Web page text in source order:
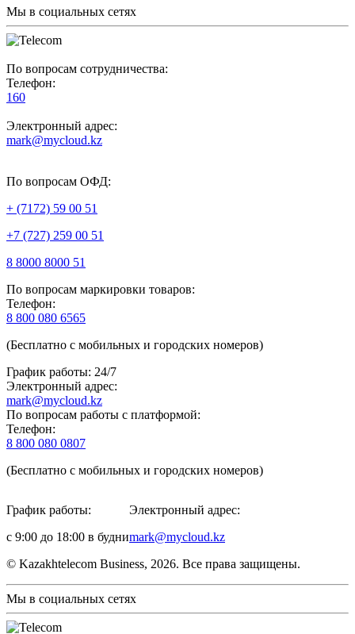
Мы в социальных сетях
По вопросам сотрудничества:
Телефон:
160
Электронный адрес:
mark@mycloud.kz
По вопросам ОФД:
+ (7172) 59 00 51
+7 (727) 259 00 51
8 8000 8000 51
По вопросам маркировки товаров:
Телефон:
8 800 080 6565
(Бесплатно с мобильных и городских номеров)
График работы: 24/7
Электронный адрес:
mark@mycloud.kz
По вопросам работы с платформой:
Телефон:
8 800 080 0807
(Бесплатно с мобильных и городских номеров)
График работы:
с 9:00 до 18:00 в будни
Электронный адрес:
mark@mycloud.kz
© Kazakhtelecom Business, 2026. Все права защищены.
Мы в социальных сетях